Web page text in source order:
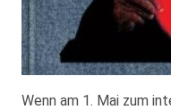
Wenn am 1. Mai zum